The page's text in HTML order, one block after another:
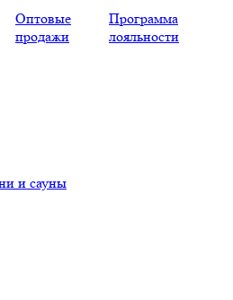
Оптовые
продажи
Программа
лояльности